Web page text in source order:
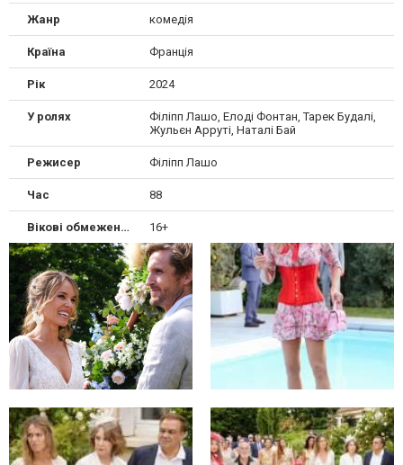
Жанр комедія
Країна Франція
Рік 2024
У ролях
Філіпп Лашо, Елоді Фонтан, Тарек Будалі,
Жульєн Арруті, Наталі Бай
Режисер Філіпп Лашо
Час 88
Вікові обмеження 16+